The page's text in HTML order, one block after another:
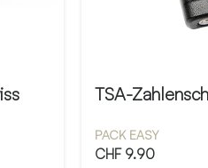
TSA-
PACK EASY
CHF9.90